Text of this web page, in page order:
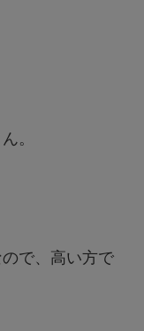
。
で、高い方で